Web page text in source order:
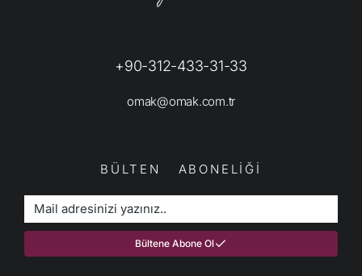
+90-312-433-31-33
omak@omak.com.tr
BÜLTEN ABONELİĞİ
Bültene Abone Ol